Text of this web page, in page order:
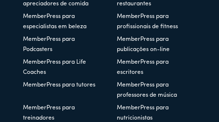
apreciadores de comida
restaurantes
MemberPress para
especialistas em beleza
MemberPress para
profissionais de fitness
MemberPress para
Podcasters
MemberPress para
publicações on-line
MemberPress para Life
Coaches
MemberPress para
escritores
MemberPress para tutores
MemberPress para
professores de música
MemberPress para
treinadores
MemberPress para
nutricionistas